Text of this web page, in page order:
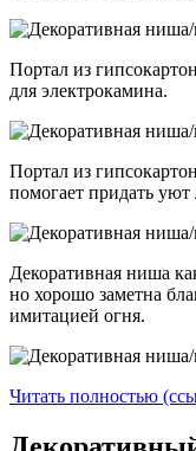
Портал из
для электрокамина.
Портал из
помогает придать
Декоративная ниша
но хорошо заметна
имитацией огня.
Читать полностью